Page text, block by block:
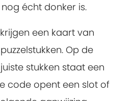
écht donker is.
een kaart van
Op de
stukken staat een
code opent een slot of